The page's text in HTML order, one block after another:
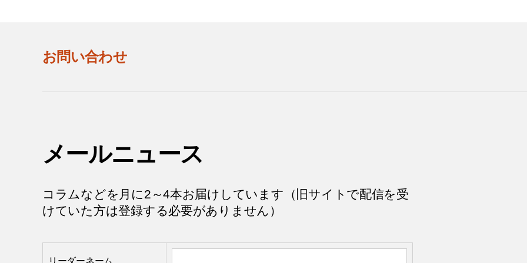
お問い合わせ
メールニュース
コラムなどを月に2～4本お届けしています（旧サイトで配信を受
けていた方は登録する必要がありません）
リーダーネーム